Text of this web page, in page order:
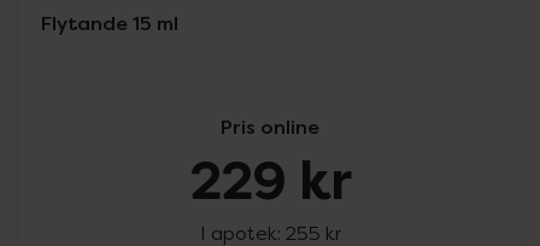
Flytande 15 ml
Pris online
229 kr
I apotek: 255 kr